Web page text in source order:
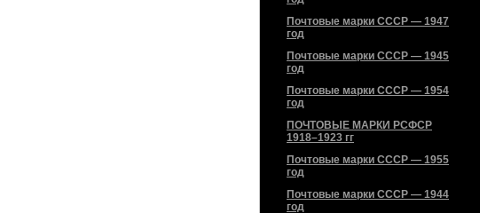
Почтовые марки СССР — 1947
год
Почтовые марки СССР — 1945
год
Почтовые марки СССР — 1954
год
ПОЧТОВЫЕ МАРКИ РСФСР
1918–1923 гг
Почтовые марки СССР — 1955
год
Почтовые марки СССР — 1944
год